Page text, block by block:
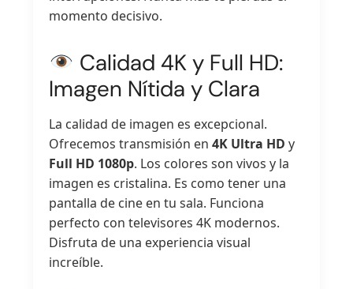
momento decisivo.
Calidad 4K y Full HD:
Imagen Nítida y Clara
La calidad de imagen es excepcional.
Ofrecemos transmisión en4K Ultra HD y
Full HD 1080p. Los colores son vivos y la
imagen es cristalina. Es como tener una
pantalla de cine en tu sala. Funciona
perfecto con televisores 4K modernos.
Disfruta de una experiencia visual
increíble.